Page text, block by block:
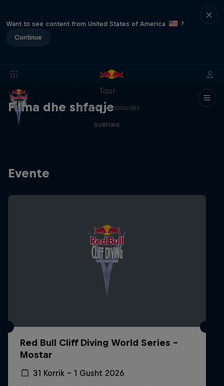
Want to see content from United States of America
?
Continue
Filma dhe shfaqje
The latest action from the WSL Championship
Tour
1 Sezoni · 6 episodet
SURFING
Evente
Red Bull Cliff Diving World Series -
Mostar
31 Korrik – 1 Gusht 2026